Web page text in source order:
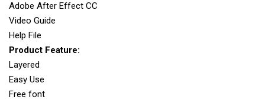
Adobe After Effect CC
Video Guide
Help File
Product Feature:
Layered
Easy Use
Free font